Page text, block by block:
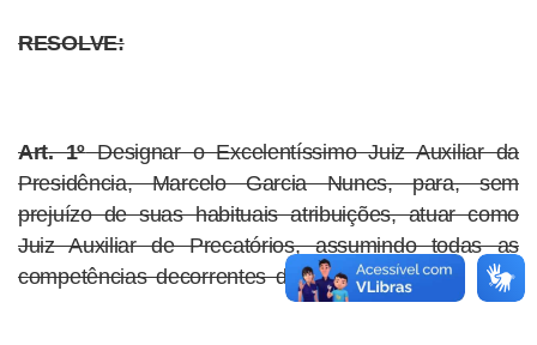
RESOLVE:
Art. 1ºDesignar o Excelentíssimo Juiz Auxiliar da
Presidência, Marcelo Garcia Nunes, para, sem
prejuízo de suas habituais atribuições, atuar como
Juiz Auxiliar de Precatórios, assumindo todas as
competências decorrentes do encargo.